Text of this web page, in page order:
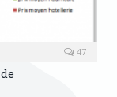
47